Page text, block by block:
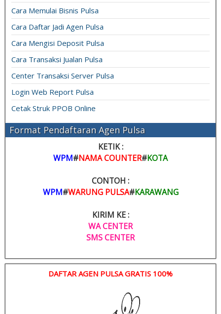
Cara Memulai Bisnis Pulsa
Cara Daftar Jadi Agen Pulsa
Cara Mengisi Deposit Pulsa
Cara Transaksi Jualan Pulsa
Center Transaksi Server Pulsa
Login Web Report Pulsa
Cetak Struk PPOB Online
Format Pendaftaran Agen Pulsa
KETIK :
WPM#NAMA COUNTER#KOTA
CONTOH :
WPM#WARUNG PULSA#KARAWANG
KIRIM KE :
WA CENTER
SMS CENTER
DAFTAR AGEN PULSA GRATIS 100%